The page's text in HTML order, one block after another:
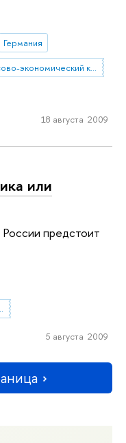
Германия
мировой финансово-экономический кризис
18 августа 2009
или
предстоит
кризис
5 августа 2009